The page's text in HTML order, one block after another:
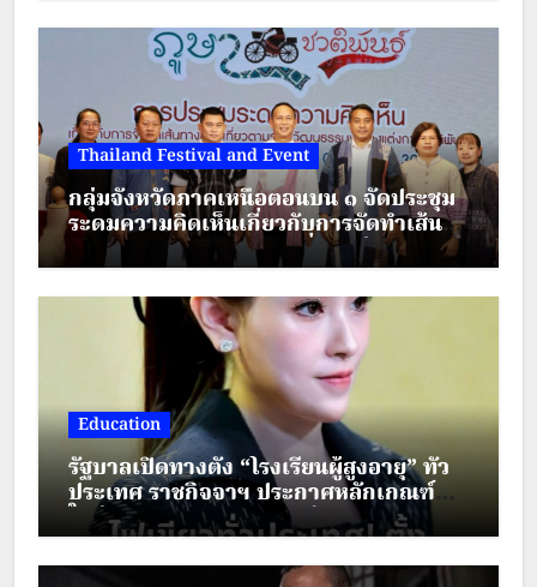
Thailand Festival and Event
กลุ่มจังหวัดภาคเหนือตอนบน ๑ จัดประชุม
ระดมความคิดเห็นเกี่ยวกับการจัดทำเส้น
ทางตามรอยวัฒนธรรมเครื่องแต่งกาย
ชาติพันธุ์ ภายใต้โครงการส่งเสริมการท่อง
เที่ยวชาติพันธุ์สีสันแห่งล้านนา
Education
รัฐบาลเปิดทางตั้ง “โรงเรียนผู้สูงอายุ” ทั่ว
ประเทศ ราชกิจจาฯ ประกาศหลักเกณฑ์
ใหม่ ยกระดับคุณภาพชีวิตผู้สูงวัย